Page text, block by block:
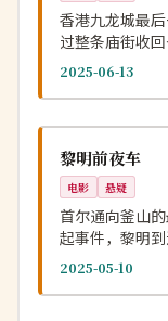
香港九龙城最
过整条庙街收回
2025-06-13
韩国
黎明前夜车
电影 悬疑
首尔通向釜山
起事件，黎明到
2025-05-10